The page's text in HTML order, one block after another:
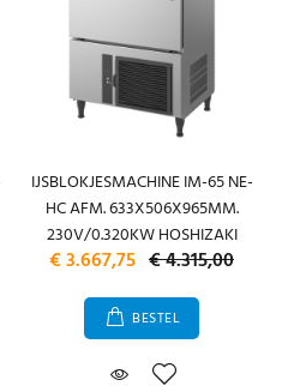
IJSBLOKJESMACHINE IM-65 NE-
HC AFM. 633X506X965MM.
230V/0.320KW HOSHIZAKI
€ 3.667,75 € 4.315,00
BESTEL